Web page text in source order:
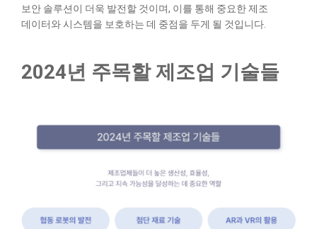
보안 솔루션이 더욱 발전할 것이며, 이를 통해 중요한 제조
데이터와 시스템을 보호하는 데 중점을 두게 될 것입니다.
2024년 주목할 제조업 기술들